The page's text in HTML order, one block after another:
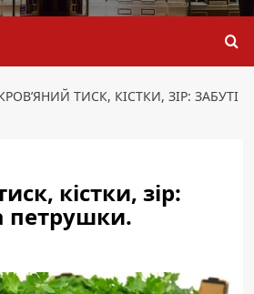
ТИСК, КІСТКИ, ЗІР: ЗАБУТІ
кістки, зір:
петрушки.